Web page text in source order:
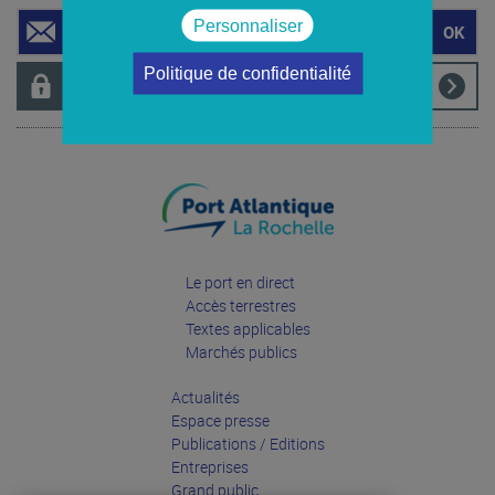
Accès privé
Le port en direct
Accès terrestres
Textes applicables
Marchés publics
Actualités
Espace presse
Publications / Editions
Entreprises
Grand public
Personnaliser
Politique de confidentialité